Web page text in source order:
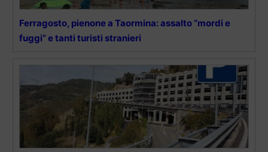
Ferragosto, pienone a Taormina: assalto “mordi e
fuggi” e tanti turisti stranieri